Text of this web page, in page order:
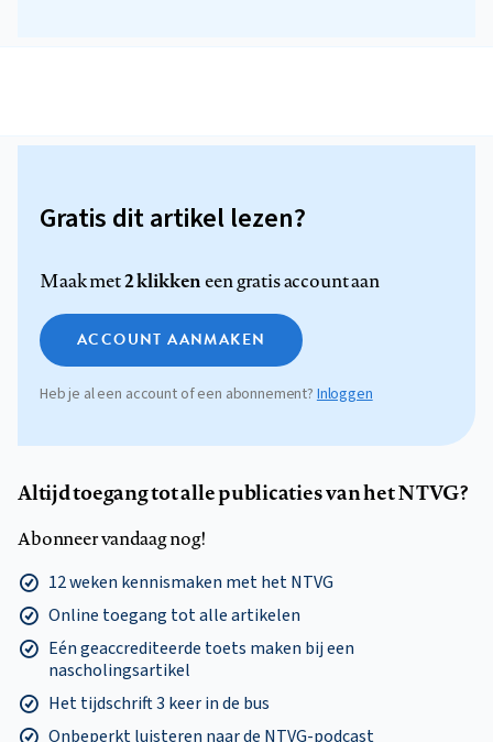
Gratis dit artikel lezen?
Maak met2 klikkeneen gratis account aan
ACCOUNT AANMAKEN
Heb je al een account of een abonnement? Inloggen
Altijd toegang tot alle publicaties van het NTVG?
Abonneer vandaag nog!
12 weken kennismaken met het NTVG
Online toegang tot alle artikelen
Eén geaccrediteerde toets maken bij een
nascholingsartikel
Het tijdschrift 3 keer in de bus
Onbeperkt luisteren naar de NTVG-podcast